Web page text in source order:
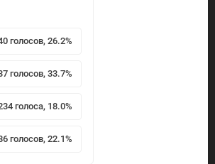
голосов, 26.2%
голосов, 33.7%
голоса, 18.0%
голосов, 22.1%